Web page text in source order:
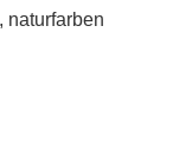
naturfarben